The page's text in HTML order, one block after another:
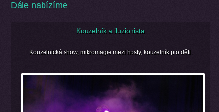
Dále nabízíme
Kouzelník a iluzionista
Kouzelnická show, mikromagie mezi hosty, kouzelník pro děti.